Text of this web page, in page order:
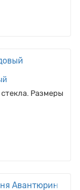
Размеры